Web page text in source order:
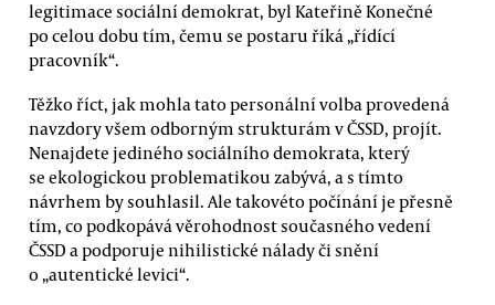
legitimace sociální demokrat, byl Kateřině Konečné
po celou dobu tím, čemu se postaru říká „řídící
pracovník“.
Těžko říct, jak mohla tato personální volba provedená
navzdory všem odborným strukturám v ČSSD, projít.
Nenajdete jediného sociálního demokrata, který
se ekologickou problematikou zabývá, a s tímto
návrhem by souhlasil. Ale takovéto počínání je přesně
tím, co podkopává věrohodnost současného vedení
ČSSD a podporuje nihilistické nálady či snění
o „autentické levici“.